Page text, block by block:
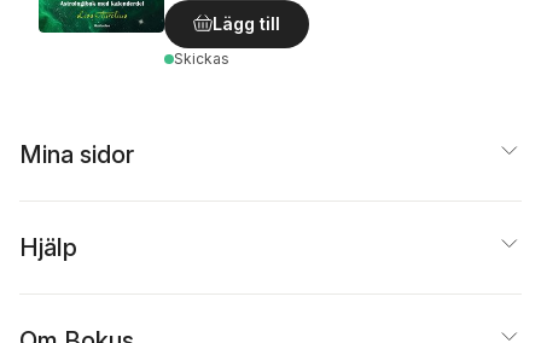
Lägg till
Skickas
Mina sidor
Hjälp